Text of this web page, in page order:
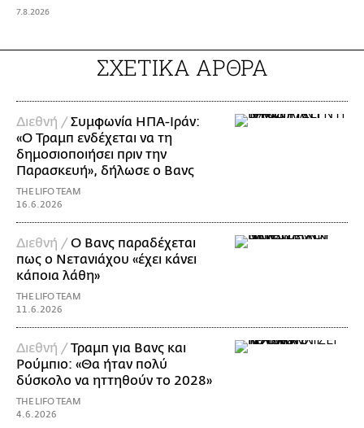
7.8.2026
ΣΧΕΤΙΚΑ ΑΡΘΡΑ
Διεθνή /Συμφωνία ΗΠΑ-Ιράν:
«Ο Τραμπ ενδέχεται να τη
δημοσιοποιήσει πριν την
Παρασκευή», δήλωσε ο Βανς
THE LIFO TEAM
16.6.2026
Διεθνή /Ο Βανς παραδέχεται
πως ο Νετανιάχου «έχει κάνει
κάποια λάθη»
THE LIFO TEAM
11.6.2026
Διεθνή /Τραμπ για Βανς και
Ρούμπιο: «Θα ήταν πολύ
δύσκολο να ηττηθούν το 2028»
THE LIFO TEAM
4.6.2026